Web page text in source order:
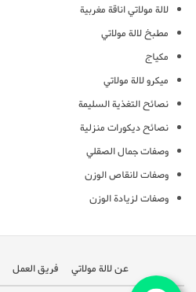
لالة مولاتي اناقة مغربية
مطبخ لالة مولاتي
مكياج
ميكرو لالة مولاتي
نصائح التغذية السليمة
نصائح ديكورات منزلية
وصفات جمال الصقلي
وصفات لانقاص الوزن
وصفات لزيادة الوزن
عن لالة مولاتي فريق العمل